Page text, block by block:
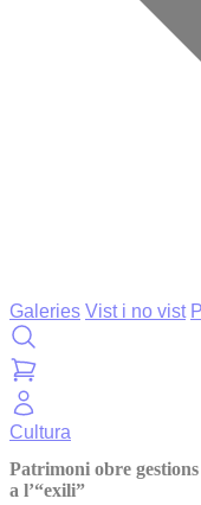
Galeries Vist i no vist
Cultura
Patrimoni obre
a l’“exili”